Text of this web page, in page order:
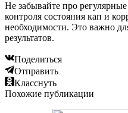
Не забывайте про
контроля состояния кап и
необходимости. Это важно
результатов.
Поделиться
Отправить
Класснуть
Похожие публикации